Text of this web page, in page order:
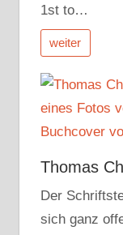
1st to…
weiter
Thomas
Der
sich ganz